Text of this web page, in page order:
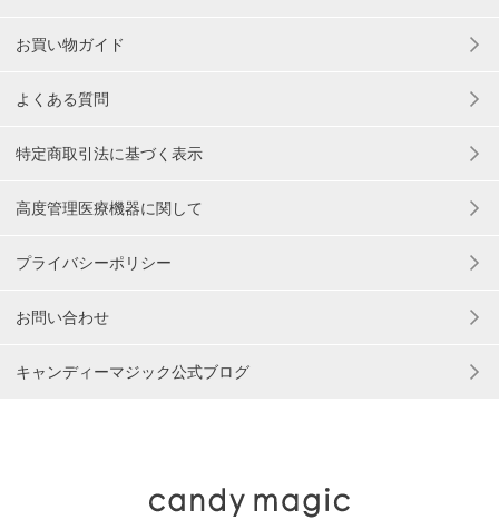
お買い物ガイド
よくある質問
特定商取引法に基づく表示
高度管理医療機器に関して
プライバシーポリシー
お問い合わせ
キャンディーマジック公式ブログ